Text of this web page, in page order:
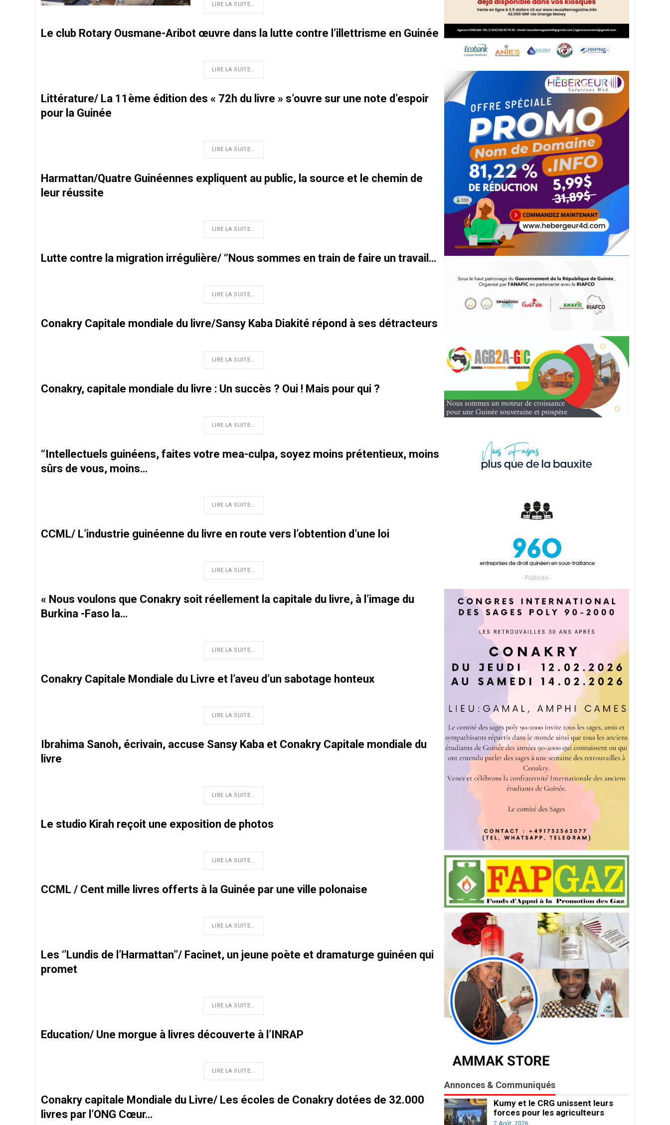
LIRE LA SUITE...
Le club Rotary Ousmane-Aribot œuvre dans la lutte contre l’illettrisme en Guinée
LIRE LA SUITE...
Littérature/ La 11ème édition des « 72h du livre » s’ouvre sur une note d’espoir
pour la Guinée
LIRE LA SUITE...
Harmattan/Quatre Guinéennes expliquent au public, la source et le chemin de
leur réussite
LIRE LA SUITE...
Lutte contre la migration irrégulière/ ‘‘Nous sommes en train de faire un travail…
LIRE LA SUITE...
Conakry Capitale mondiale du livre/Sansy Kaba Diakité répond à ses détracteurs
LIRE LA SUITE...
Conakry, capitale mondiale du livre : Un succès ? Oui ! Mais pour qui ?
LIRE LA SUITE...
‘‘Intellectuels guinéens, faites votre mea-culpa, soyez moins prétentieux, moins
sûrs de vous, moins…
LIRE LA SUITE...
CCML/ L’industrie guinéenne du livre en route vers l’obtention d’une loi
LIRE LA SUITE...
« Nous voulons que Conakry soit réellement la capitale du livre, à l’image du
Burkina -Faso la…
LIRE LA SUITE...
Conakry Capitale Mondiale du Livre et l’aveu d’un sabotage honteux
LIRE LA SUITE...
Ibrahima Sanoh, écrivain, accuse Sansy Kaba et Conakry Capitale mondiale du
livre
LIRE LA SUITE...
Le studio Kirah reçoit une exposition de photos
LIRE LA SUITE...
CCML / Cent mille livres offerts à la Guinée par une ville polonaise
LIRE LA SUITE...
Les ‘’Lundis de l’Harmattan’’/ Facinet, un jeune poète et dramaturge guinéen qui
promet
LIRE LA SUITE...
Education/ Une morgue à livres découverte à l’INRAP
LIRE LA SUITE...
Conakry capitale Mondiale du Livre/ Les écoles de Conakry dotées de 32.000
livres par l’ONG Cœur…
- Publicité -
Annonces & Communiqués
Kumy et le CRG unissent leurs
forces pour les agriculteurs